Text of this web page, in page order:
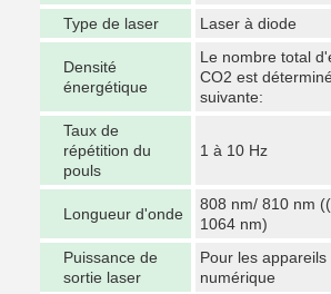
Type de laser
Laser à diode
Densité
énergétique
Le nombre total
CO2 est
suivante:
Taux de
répétition du
pouls
1 à 10 Hz
Longueur d'onde
808 nm/ 810 nm
1064 nm)
Puissance de
sortie laser
Pour les
numérique